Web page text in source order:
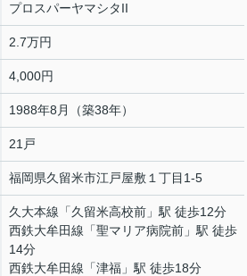
プロスパーヤマシタII
2.7万円
4,000円
1988年8月（築38年）
21戸
福岡県久留米市江戸屋敷 １丁目1-5
久大本線 「久留米高校前 」駅 徒歩12分
西鉄大牟田線 「聖マリア病院前 」駅 徒歩
14分
西鉄大牟田線 「津福 」駅 徒歩18分